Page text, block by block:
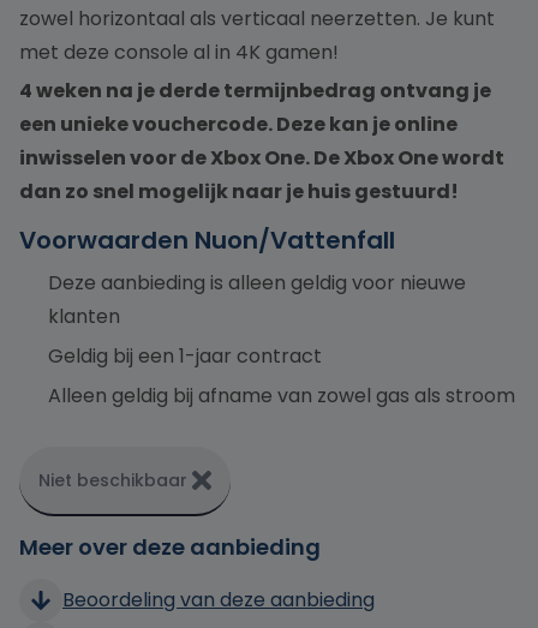
zowel horizontaal als verticaal neerzetten. Je kunt
met deze console al in 4K gamen!
4 weken na je derde termijnbedrag ontvang je
een unieke vouchercode. Deze kan je online
inwisselen voor de Xbox One. De Xbox One wordt
dan zo snel mogelijk naar je huis gestuurd!
Voorwaarden Nuon/Vattenfall
Deze aanbieding is alleen geldig voor nieuwe
klanten
Geldig bij een 1-jaar contract
Alleen geldig bij afname van zowel gas als stroom
Niet beschikbaar
Meer over deze aanbieding
Beoordeling van deze aanbieding